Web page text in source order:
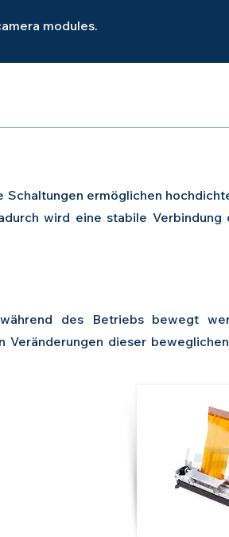
modules.
ermöglichen
wird eine stabile Verbindung
des Betriebs bewegt
Veränderungen dieser